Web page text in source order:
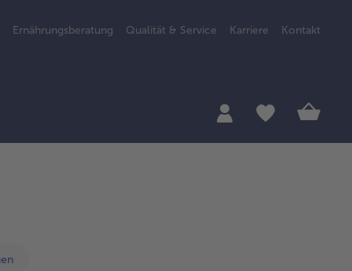
Ernährungsberatung Qualität & Service Karriere Kontakt